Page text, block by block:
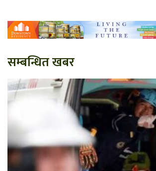
सम्बन्धित खबर